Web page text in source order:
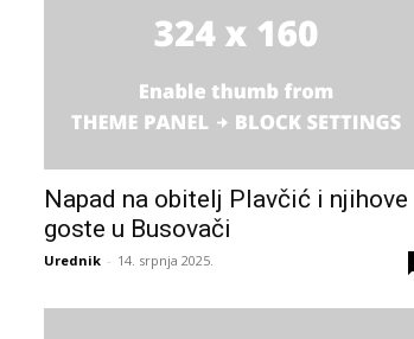
info.ba
Napad na obitelj Plavčić i njihove
goste u Busovači
Urednik - 14. srpnja 2025.